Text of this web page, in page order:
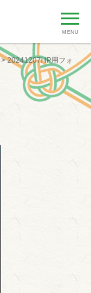
MENU
>20241207HP用フォ